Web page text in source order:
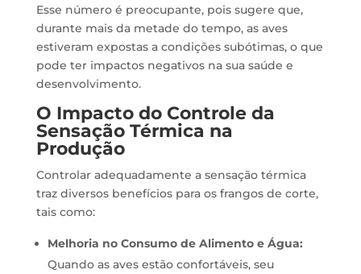
Esse número é preocupante, pois sugere que,
durante mais da metade do tempo, as aves
estiveram expostas a condições subótimas, o que
pode ter impactos negativos na sua saúde e
desenvolvimento.
O Impacto do Controle da
Sensação Térmica na
Produção
Controlar adequadamente a sensação térmica
traz diversos benefícios para os frangos de corte,
tais como:
Melhoria no Consumo de Alimento e Água:
Quando as aves estão confortáveis, seu